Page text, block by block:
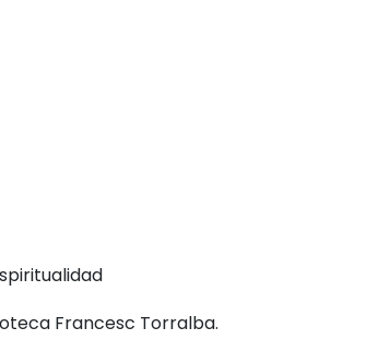
Francesc Torralba.